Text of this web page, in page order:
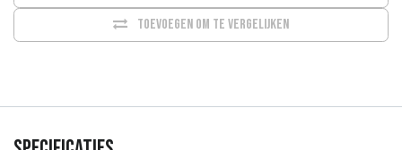
Toevoegen om te vergelijken